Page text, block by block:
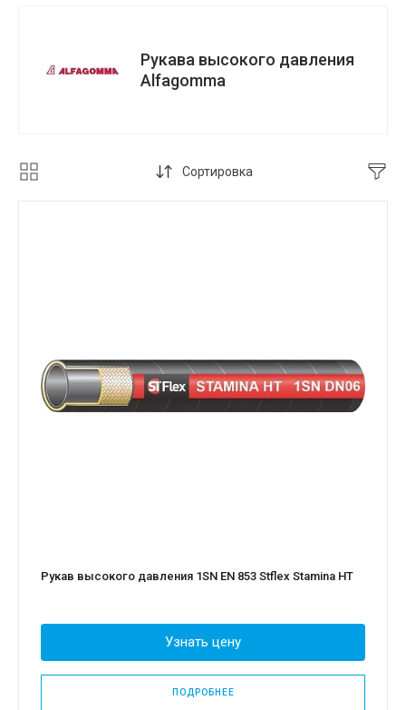
Рукава высокого давления
Alfagomma
Сортировка
Рукав высокого давления 1SN EN 853 Stflex Stamina HT
Узнать цену
ПОДРОБНЕЕ